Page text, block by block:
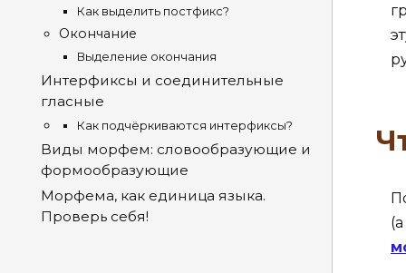
Как выделить постфикс?
Окончание
Выделение окончания
Интерфиксы и соединительные
гласные
Как подчёркиваются интерфиксы?
Виды морфем: словообразующие и
формообразующие
Морфема, как единица языка.
Проверь себя!